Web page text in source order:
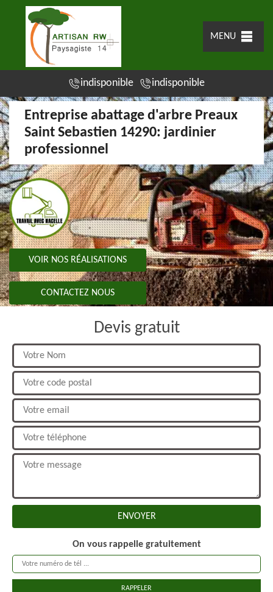
MENU
indisponible indisponible
Entreprise abattage d'arbre Preaux
Saint Sebastien 14290: jardinier
professionnel
VOIR NOS RÉALISATIONS
CONTACTEZ NOUS
Devis gratuit
On vous rappelle gratuitement